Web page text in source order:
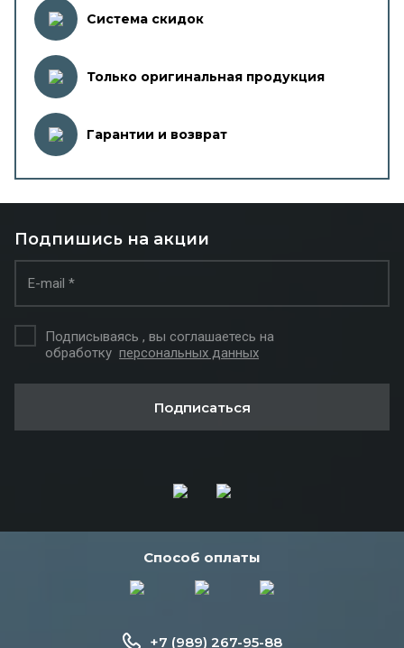
Система скидок
Только оригинальная продукция
Гарантии и возврат
Подпишись на акции
Подписываясь , вы соглашаетесь на
обработку персональных данных
Подписаться
Способ оплаты
+7 (989) 267-95-88